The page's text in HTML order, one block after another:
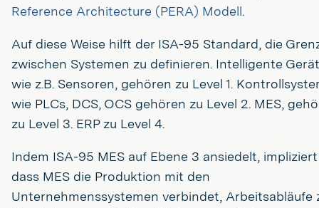
Reference Architecture (PERA) Modell.
Auf diese Weise hilft der ISA-95 Standard, die
zwischen Systemen zu definieren. Intelligente
wie z.B. Sensoren, gehören zu Level 1.
wie PLCs, DCS, OCS gehören zu Level 2. MES,
zu Level 3. ERP zu Level 4.
Indem ISA-95 MES auf Ebene 3 ansiedelt,
dass MES die Produktion mit den
Unternehmenssystemen verbindet, Arbeitsabläufe